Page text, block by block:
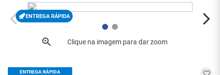
ENTREGA RÁPIDA
ENTREGA RÁPIDA